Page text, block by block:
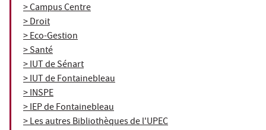
> Campus Centre
> Droit
> Eco-Gestion
> Santé
> IUT de Sénart
> IUT de Fontainebleau
> INSPE
> IEP de Fontainebleau
> Les autres Bibliothèques de l'UPEC